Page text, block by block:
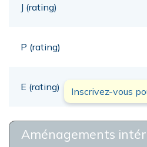
J (rating)
P (rating)
E (rating) Inscrivez-vous
Aménagements